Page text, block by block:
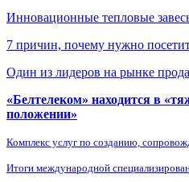
Инновационные тепловые
7 причин, почему нужно
Один из лидеров на рынке
«Белтелеком» находится в
положении»
Комплекс услуг по созданию,
Итоги международной